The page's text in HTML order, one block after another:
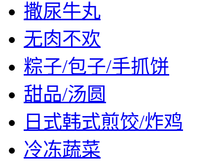
撒尿牛丸
无肉不欢
粽子/包子/手抓饼
甜品/汤圆
日式韩式煎饺/炸鸡
冷冻蔬菜